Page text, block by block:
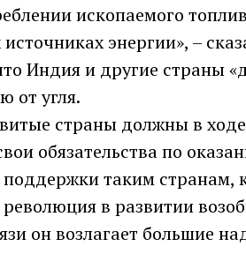
ископаемого
энергии», –
Индия и другие страны
от угля.
страны должны в
обязательства по
таким странам,
в развитии
он возлагает большие